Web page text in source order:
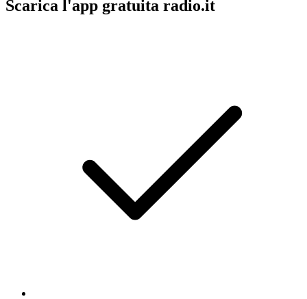
Scarica l'app gratuita radio.it